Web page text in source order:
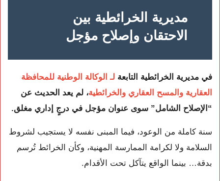
مديرية الخرائطية بين
الاحتقان وإصلاح مؤجل
في مديرية الخرائطية التابعة لـ الوكالة الوطنية للمحافظة
العقارية والمسح العقاري والخرائطية، لم يعد الحديث عن
“الإصلاح الشامل” سوى عنوان مؤجل في درجٍ إداري مغلق.
سنة كاملة من الوعود، فيما المبنى نفسه لا يستجيب لشروط
السلامة ولا لكرامة الممارسة المهنية، وكأن الخرائط تُرسم
بدقة… بينما الواقع يتآكل تحت الأقدام.